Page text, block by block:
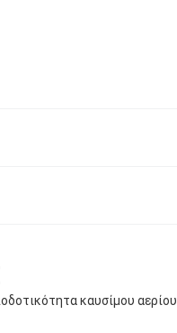
καυσίμου αερίου